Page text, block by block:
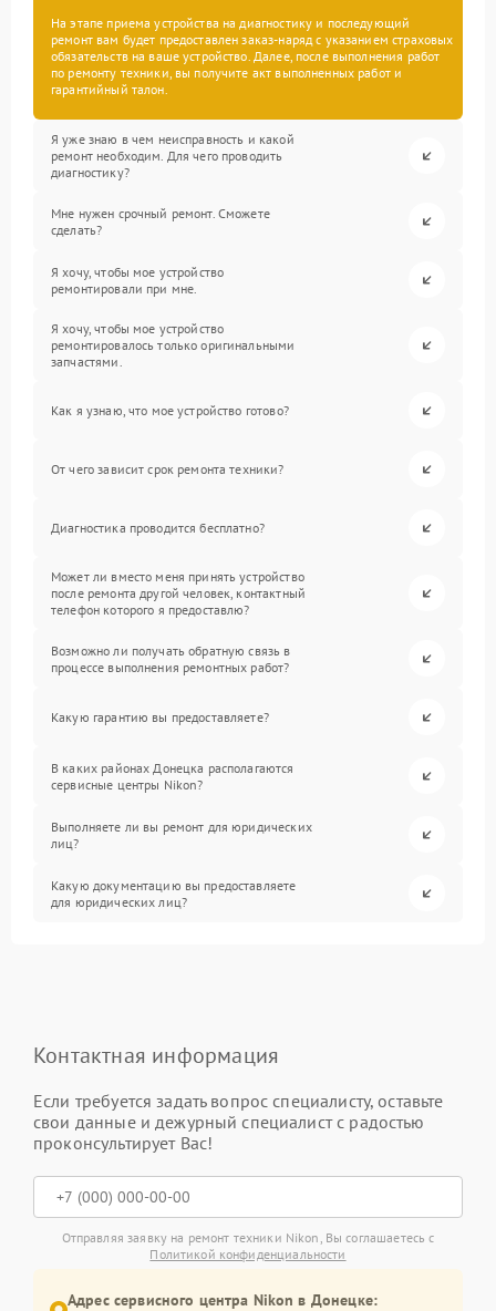
На этапе приема устройства на диагностику и последующий
ремонт вам будет предоставлен заказ-наряд с указанием страховых
обязательств на ваше устройство. Далее, после выполнения работ
по ремонту техники, вы получите акт выполненных работ и
гарантийный талон.
Я уже знаю в чем неисправность и какой
ремонт необходим. Для чего проводить
диагностику?
Мне нужен срочный ремонт. Сможете
сделать?
Я хочу, чтобы мое устройство
ремонтировали при мне.
Я хочу, чтобы мое устройство
ремонтировалось только оригинальными
запчастями.
Как я узнаю, что мое устройство готово?
От чего зависит срок ремонта техники?
Диагностика проводится бесплатно?
Может ли вместо меня принять устройство
после ремонта другой человек, контактный
телефон которого я предоставлю?
Возможно ли получать обратную связь в
процессе выполнения ремонтных работ?
Какую гарантию вы предоставляете?
В каких районах Донецка располагаются
сервисные центры Nikon?
Выполняете ли вы ремонт для юридических
лиц?
Какую документацию вы предоставляете
для юридических лиц?
Контактная информация
Если требуется задать вопрос специалисту, оставьте
свои данные и дежурный специалист с радостью
проконсультирует Вас!
Отправляя заявку на ремонт техники Nikon, Вы соглашаетесь с
Политикой конфиденциальности
Адрес сервисного центра Nikon в Донецке: